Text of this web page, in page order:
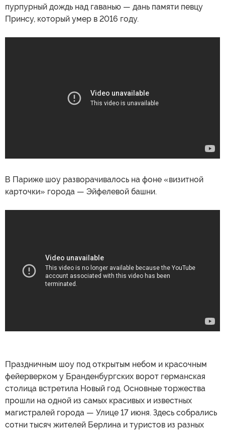
пурпурный дождь над гаванью — дань памяти певцу
Принсу, который умер в 2016 году.
В Париже шоу разворачивалось на фоне «визитной
карточки» города — Эйфелевой башни.
Праздничным шоу под открытым небом и красочным
фейерверком у Бранденбургских ворот германская
столица встретила Новый год. Основные торжества
прошли на одной из самых красивых и известных
магистралей города — Улице 17 июня. Здесь собрались
сотни тысяч жителей Берлина и туристов из разных